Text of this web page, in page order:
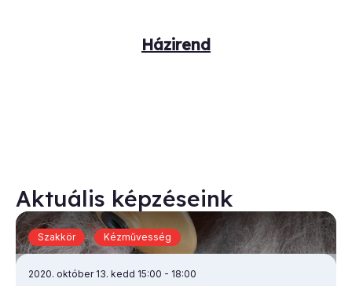
Házirend
Aktuális képzéseink
2020. október 13. kedd 15:00 - 18:00
Szakkör Kézművesség